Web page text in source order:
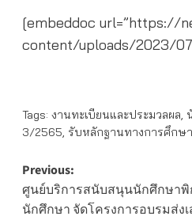
[embeddoc url=”https://
content/uploads/2023/
Tags: งานทะเบียนและประมวลผล,
3/2565, รับหลักฐานทางการศึกษา
Post
navigation
Previous:
ศูนย์บริการสนับสนุนนักศึกษาพิ
นักศึกษา จัดโครงการอบรมส่ง